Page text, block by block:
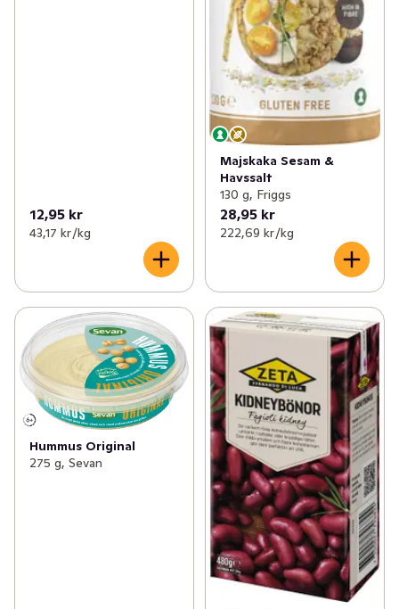
12,95 kr
43,17 kr /kg
Majskaka Sesam &
Havssalt
130 g, Friggs
28,95 kr
222,69 kr /kg
Hummus Original
275 g, Sevan